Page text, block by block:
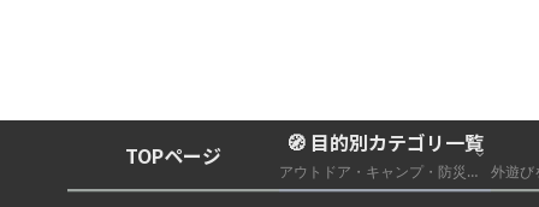
TOPページ 🧭 目的別カテゴリ一覧
アウトドア・キャンプ・防災グッズ総合まとめ